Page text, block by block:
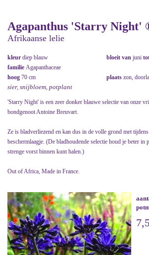
Agapanthus 'Starry Night'
Afrikaanse lelie
kleur diep blauw bloeit van juni
familie Agapanthaceae
hoog 70 cm plaats zon,
sier, snijbloem, potplant
'Starry Night' is een zeer donker blauwe selectie van onze
bondgenoot Antoine Breuvart.
Ze is bladverliezend en kan dus in de volle grond met
beschermlaagje. (De bladhoudende selectie houd je beter in
strenge vorst binnen kunt halen.)
Out of Africa, Made in France.